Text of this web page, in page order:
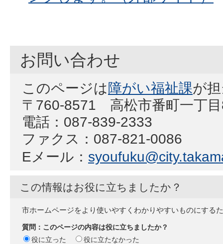
お問い合わせ
このページは障がい福祉課が
〒760-8571 高松市番町一丁
電話：087-839-2333
ファクス：087-821-0086
Eメール：
この情報はお役に立ちましたか？
市ホームページをより使いやすくわかりやすいものにする
質問：このページの内容は役に立ちましたか？
役に立った
役に立たなかった